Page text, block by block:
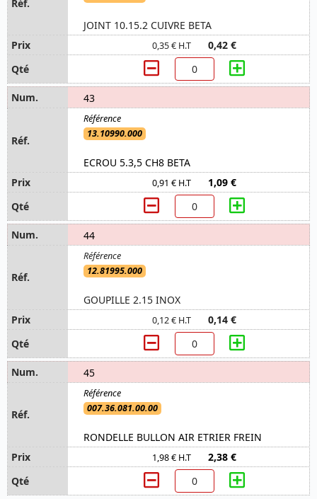
JOINT 10.15.2 CUIVRE BETA
0,35 € H.T 0,42 €
43
13.10990.000
ECROU 5.3,5 CH8 BETA
0,91 € H.T 1,09 €
44
12.81995.000
GOUPILLE 2.15 INOX
0,12 € H.T 0,14 €
45
007.36.081.00.00
RONDELLE BULLON AIR ETRIER FREIN
1,98 € H.T 2,38 €